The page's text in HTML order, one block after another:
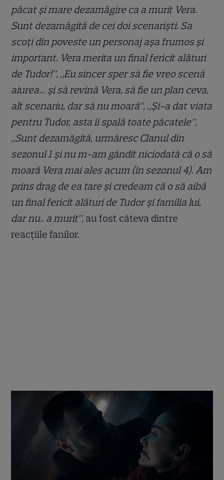
păcat și mare dezamăgire ca a murit Vera.
Sunt dezamăgită de cei doi scenariști. Sa
scoți din poveste un personaj așa frumos și
important. Vera merita un final fericit alături
de Tudor!”, „Eu sincer sper să fie vreo scenă
aiurea… și să revină Vera, să fie un plan ceva,
alt scenariu, dar să nu moară”, „Și-a dat viata
pentru Tudor, asta îi spală toate păcatele”,
„Sunt dezamăgită, urmăresc Clanul din
sezonul 1 și nu m-am gândit niciodată că o să
moară Vera mai ales acum (în sezonul 4). Am
prins drag de ea tare și credeam că o să aibă
un final fericit alături de Tudor și familia lui,
dar nu.. a murit”, au fost câteva dintre
reacțiile fanilor.